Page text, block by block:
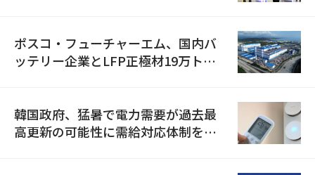
ポスコ・フューチャーエム、国内バ
ッテリー企業とLFP正極材19万トン
韓国政府、猛暑で電力需要が過去最
高更新の可能性に需給対応体制を点